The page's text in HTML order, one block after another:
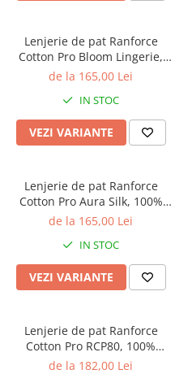
Lenjerie de pat Ranforce
Cotton Pro Bloom Lingerie,
100% bumbac, alb, imprimeu
de la 165,00 Lei
IN STOC
VEZI VARIANTE
Lenjerie de pat Ranforce
Cotton Pro Aura Silk, 100%
bumbac, bej, imprimeu
de la 165,00 Lei
IN STOC
VEZI VARIANTE
Lenjerie de pat Ranforce
Cotton Pro RCP80, 100%
bumbac, crem, imprimeu cu
de la 182,00 Lei